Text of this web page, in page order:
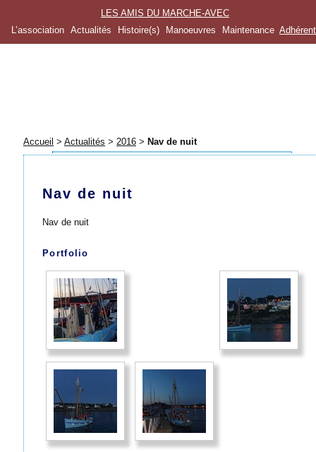
LES AMIS DU MARCHE-AVEC
L’association
Actualités Histoire(s) Manoeuvres Maintenance
Accueil > Actualités > 2016 > Nav de nuit
Nav de nuit
Nav de nuit
Portfolio